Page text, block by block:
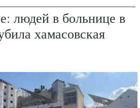
людей в больнице в
хамасовская